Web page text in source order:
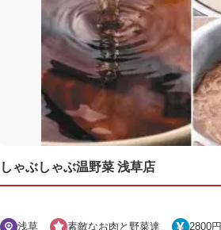
しゃぶしゃぶ温野菜 浅草店
浅草 素敵なお肉と野菜達 2800円